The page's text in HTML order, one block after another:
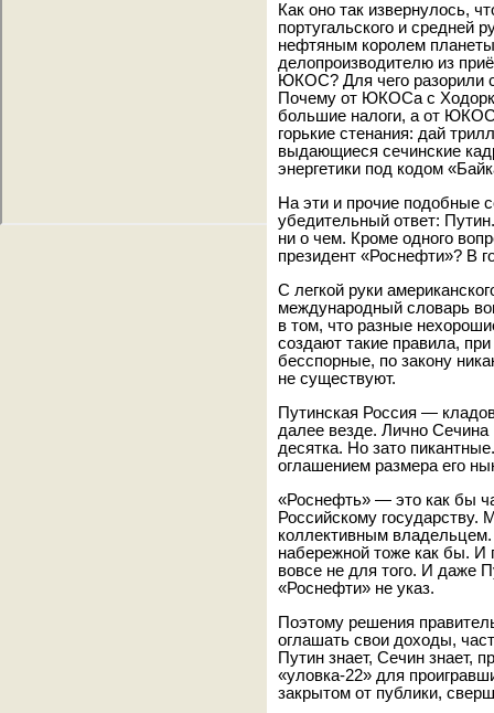
Как оно так извернулось,
португальского и средней
нефтяным королем
делопроизводителю из
ЮКОС? Для чего разорили
Почему от ЮКОСа с
большие налоги, а от
горькие стенания: дай
выдающиеся сечинские
энергетики под кодом
На эти и прочие подобные
убедительный ответ:
ни о чем. Кроме одного
президент «Роснефти»? В
С легкой руки
международный словарь
в том, что разные
создают такие правила,
бесспорные, по закону
не существуют.
Путинская Россия —
далее везде. Лично Сечина
десятка. Но зато
оглашением размера его
«Роснефть» — это как бы
Российскому
коллективным
набережной тоже как бы. И
вовсе не для того. И даже
«Роснефти» не указ.
Поэтому решения
оглашать свои доходы,
Путин знает, Сечин знает,
«уловка-22» для
закрытом от публики,